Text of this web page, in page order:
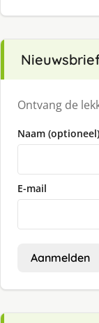
Ontvang de
Naam (optioneel)
E-mail
Aanmelden